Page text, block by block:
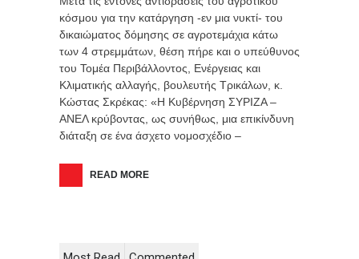
κόσμου για την κατάργηση -εν μια νυκτί- του
δικαιώματος δόμησης σε αγροτεμάχια κάτω
των 4 στρεμμάτων, θέση πήρε και ο υπεύθυνος
του Τομέα Περιβάλλοντος, Ενέργειας και
Κλιματικής αλλαγής, βουλευτής Τρικάλων, κ.
Κώστας Σκρέκας: «Η Κυβέρνηση ΣΥΡΙΖΑ –
ΑΝΕΛ κρύβοντας, ως συνήθως, μια επικίνδυνη
διάταξη σε ένα άσχετο νομοσχέδιο –
READ MORE